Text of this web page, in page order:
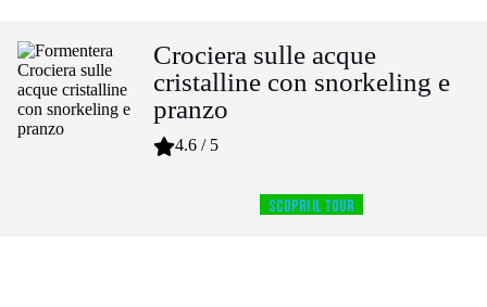
Crociera sulle acque
cristalline con snorkeling e
pranzo
4.6 / 5
SCOPRI IL TOUR